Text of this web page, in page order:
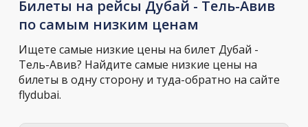
Билеты на рейсы Дубай - Тель-Авив
по самым низким ценам
Ищете самые низкие цены на билет Дубай -
Тель-Авив? Найдите самые низкие цены на
билеты в одну сторону и туда-обратно на сайте
flydubai.